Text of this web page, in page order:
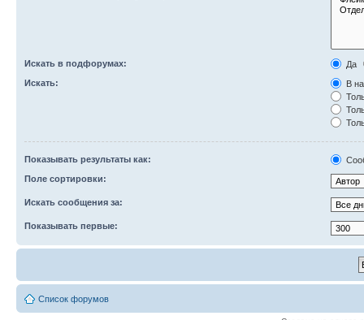
Искать в подфорумах:
Да
Искать:
В
Показывать результаты как:
Поле сортировки:
Искать сообщения за:
Показывать первые:
Список форумов